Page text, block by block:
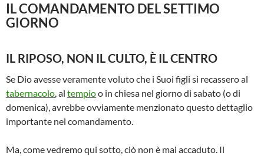
IL COMANDAMENTO DEL SETTIMO
GIORNO
IL RIPOSO, NON IL CULTO, È IL CENTRO
Se Dio avesse veramente voluto che i Suoi figli si recassero al
tabernacolo, al tempioo in chiesa nel giorno di sabato (o di
domenica), avrebbe ovviamente menzionato questo dettaglio
importante nel comandamento.
Ma, come vedremo qui sotto, ciò non è mai accaduto. Il